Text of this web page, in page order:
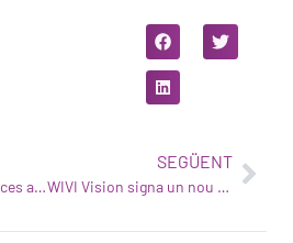
WIVI Vision uneix forces amb Federopticos
SEGÜENT
WIVI Vision signa un nou acord amb Farmaoptics